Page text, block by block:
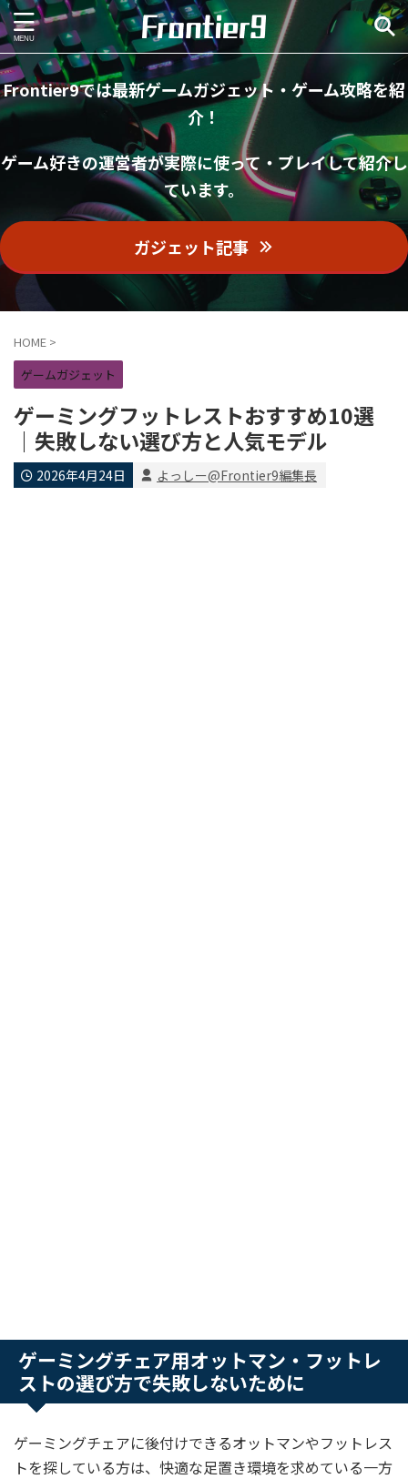
Frontier9では最新ゲームガジェット・ゲーム攻略を紹
介！
ゲーム好きの運営者が実際に使って・プレイして紹介し
ています。
ガジェット記事
HOME >
ゲームガジェット
ゲーミングフットレストおすすめ10選
｜失敗しない選び方と人気モデル
2026年4月24日 よっしー@Frontier9編集長
ゲーミングチェア用オットマン・フットレ
ストの選び方で失敗しないために
ゲーミングチェアに後付けできるオットマンやフットレス
トを探している方は、快適な足置き環境を求めている一方